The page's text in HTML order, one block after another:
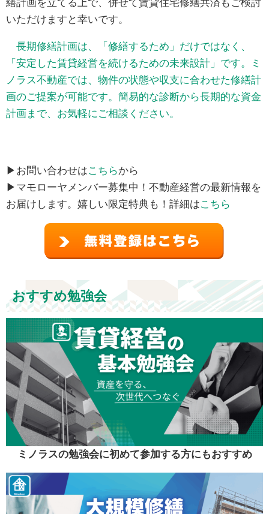
繕計画を立てる上で、併せて賃貸住宅修繕共済もご検討
いただけますと幸いです。
長期修繕計画は、「修繕するため」だけではなく、
「安定した賃貸経営を続けるための未来設計」です。ミ
ノラス不動産では、物件の状態や収支に合わせた修繕計
画のご提案が可能です。簡易的な診断から長期的な資金
計画まで、お気軽にご相談ください。
▶お問い合わせはこちらから
▶マモローヤメンバー募集中！不動産経営の最新情報を
お届けします。嬉しい限定特典も！詳細はこちら
おすすめ勉強会
ミノラスの勉強会に初めて参加する方にもおすすめ